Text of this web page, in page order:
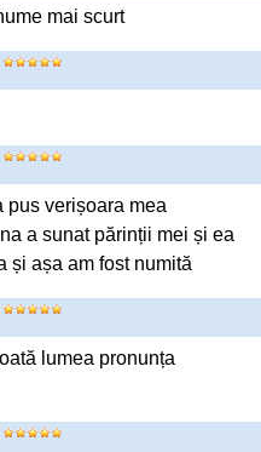
mai scurt
pus verișoara mea
a sunat părinții mei și ea
și așa am fost numită
lumea pronunța